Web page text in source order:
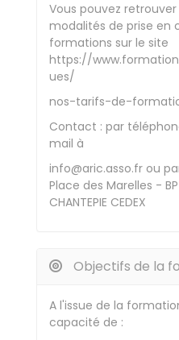
Vous pouvez
modalités de prise en
formations sur le site
https://
ues/
nos-tarifs-de-
Contact : par
mail à
info@aric.asso.fr ou
Place des Marelles -
CHANTEPIE CEDEX
Objectifs de la
A l'issue de la
capacité de :